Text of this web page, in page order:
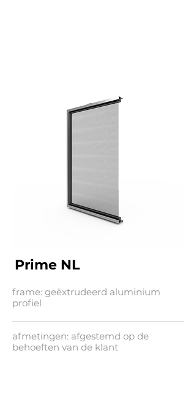
Prime NL
frame: geëxtrudeerd aluminium
profiel
afmetingen: afgestemd op de
behoeften van de klant